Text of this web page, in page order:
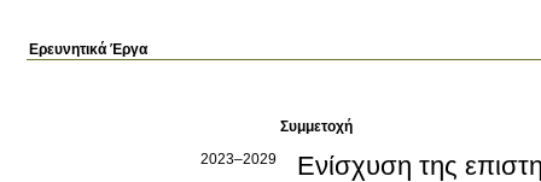
Ερευνητικά Έργα
Συμμετοχή
2023–2029
Ενίσχυση της